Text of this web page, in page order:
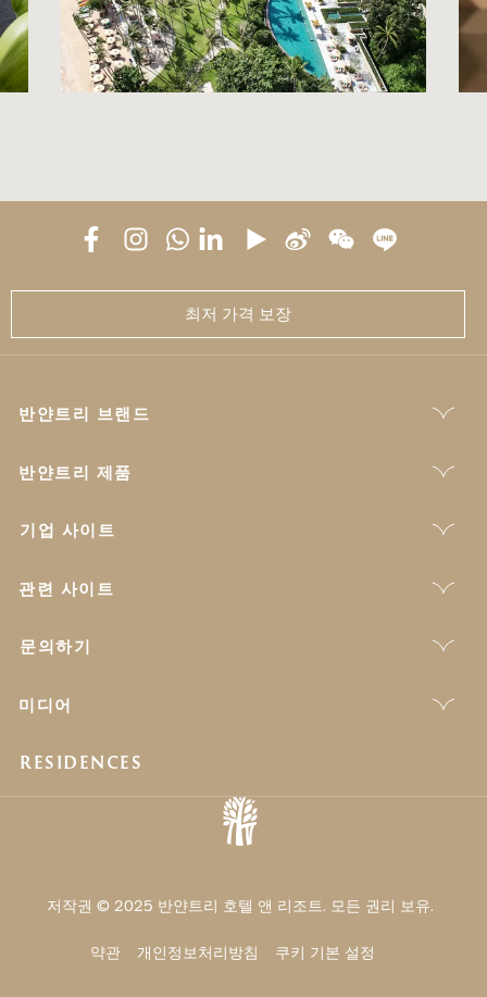
최저 가격 보장
반얀트리 브랜드
반얀트리 제품
기업 사이트
관련 사이트
문의하기
미디어
RESIDENCES
저작권 © 2025 반얀트리 호텔 앤 리조트. 모든 권리 보유.
약관 개인정보처리방침 쿠키 기본 설정